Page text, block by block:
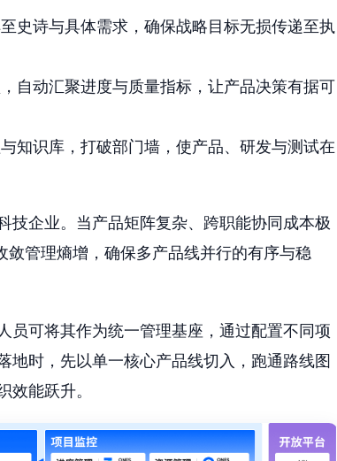
史诗与具体需求，确保战略目标无损传递至执
自动汇聚进度与质量指标，让产品决策有据可
知识库，打破部门墙，使产品、研发与测试在
技企业。当产品矩阵复杂、跨职能协同成本极
管理熵增，确保多产品线并行的有序与稳
员可将其作为统一管理基座，通过配置不同项
地时，先以单一核心产品线切入，跑通路线图
能跃升。